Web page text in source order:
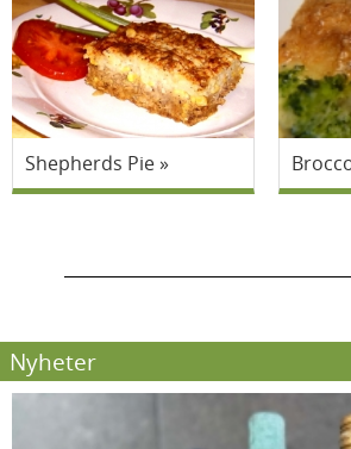
Shepherds Pie
Nyheter